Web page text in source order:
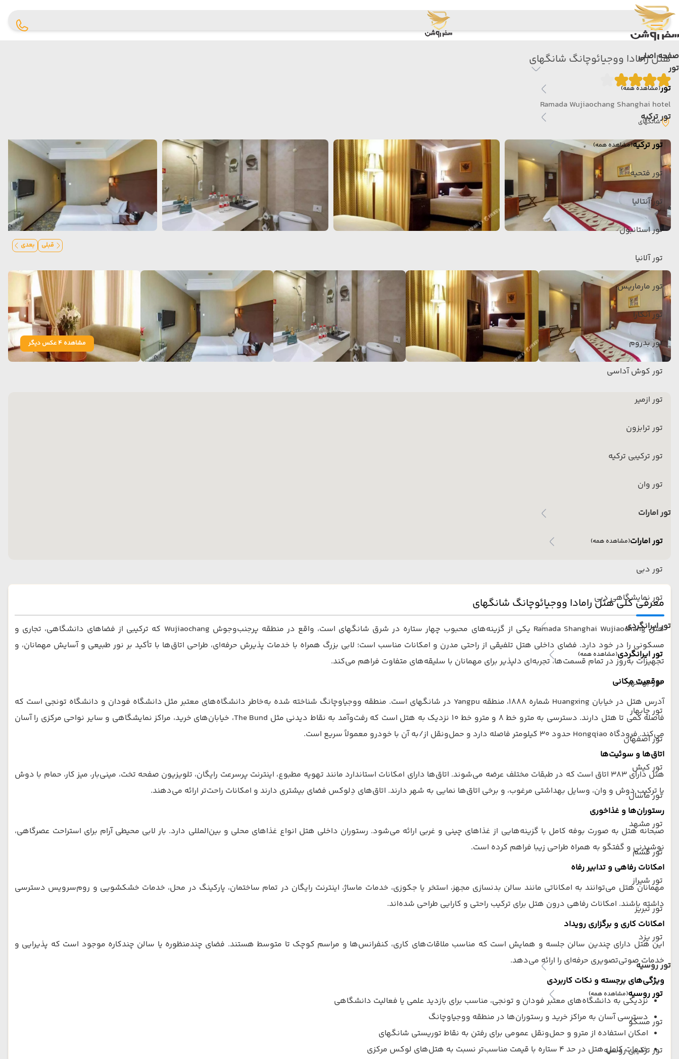
صفحه اصلی
تور
تور(مشاهده همه)
تور ترکیه
تور ترکیه(مشاهده همه)
تور فتحیه
تور آنتالیا
تور استانبول
تور آلانیا
تور مارماریس
تور آنکارا
تور بدروم
تور کوش آداسی
تور ازمیر
تور ترابزون
تور ترکیبی ترکیه
تور وان
تور امارات
تور امارات(مشاهده همه)
تور دبی
تور نمایشگاهی دبی
تور ایرانگردی
تور ایرانگردی(مشاهده همه)
تور بوشهر
تور چابهار
تور اصفهان
تور کیش
تور ماسال
تور مشهد
تور قشم
تور شیراز
تور تبریز
تور یزد
تور روسیه
تور روسیه(مشاهده همه)
تور مسکو
تور ترکیبی روسیه
هتل رامادا ووجیائوچانگ شانگهای
Ramada Wujiaochang Shanghai hotel
شانگهای
قبلی بعدی
مشاهده 4 عکس دیگر
معرفی کلی هتل رامادا ووجیائوچانگ شانگهای
هتل Ramada Shanghai Wujiaochang یکی از گزینه‌های محبوب چهار ستاره در شرق شانگهای است، واقع در منطقه پرجنب‌وجوش Wujiaochang که ترکیبی از فضاهای دانشگاهی، تجاری و
مسکونی را در خود دارد. فضای داخلی هتل تلفیقی از راحتی مدرن و امکانات مناسب است؛ لابی بزرگ همراه با خدمات پذیرش حرفه‌ای، طراحی اتاق‌ها با تأکید بر نور طبیعی و آسایش مهمانان، و
تجهیزات به‌روز در تمام قسمت‌ها، تجربه‌ای دلپذیر برای مهمانان با سلیقه‌های متفاوت فراهم می‌کند.
موقعیت مکانی
آدرس هتل در خیابان Huangxing شماره ۱۸۸۸، منطقه Yangpu در شانگهای است. منطقه ووجیاوچانگ شناخته شده به‌خاطر دانشگاه‌های معتبر مثل دانشگاه فودان و دانشگاه تونجی است که
فاصله کمی تا هتل دارند. دسترسی به مترو خط ۸ و مترو خط ۱۰ نزدیک به هتل است که رفت‌وآمد به نقاط دیدنی مثل The Bund، خیابان‌های خرید، مراکز نمایشگاهی و سایر نواحی مرکزی را آسان
می‌کند. فرودگاه Hongqiao حدود ۳۰ کیلومتر فاصله دارد و حمل‌ونقل از/به آن با خودرو معمولاً سریع است.
اتاق‌ها و سوئیت‌ها
هتل دارای ۳۸۳ اتاق است که در طبقات مختلف عرضه می‌شوند. اتاق‌ها دارای امکانات استاندارد مانند تهویه مطبوع، اینترنت پرسرعت رایگان، تلویزیون صفحه تخت، مینی‌بار، میز کار، حمام با دوش
یا ترکیب دوش و وان، وسایل بهداشتی مرغوب، و برخی اتاق‌ها نمایی به شهر دارند. اتاق‌های دِلوکس فضای بیشتری دارند و امکانات راحت‌تر ارائه می‌دهند.
رستوران‌ها و غذاخوری
صبحانه هتل به صورت بوفه کامل با گزینه‌هایی از غذاهای چینی و غربی ارائه می‌شود. رستوران داخلی هتل انواع غذاهای محلی و بین‌المللی دارد. بار لابی محیطی آرام برای استراحت عصرگاهی،
نوشیدنی و گفتگو به همراه طراحی زیبا فراهم کرده است.
امکانات رفاهی و تدابیر رفاه
مهمانان هتل می‌توانند به امکاناتی مانند سالن بدنسازی مجهز، استخر یا جکوزی، خدمات ماساژ، اینترنت رایگان در تمام ساختمان، پارکینگ در محل، خدمات خشکشویی و روم‌سرویس دسترسی
داشته باشند. امکانات رفاهی درون هتل برای ترکیب راحتی و کارایی طراحی شده‌اند.
امکانات کاری و برگزاری رویداد
این هتل دارای چندین سالن جلسه و همایش است که مناسب ملاقات‌های کاری، کنفرانس‌ها و مراسم کوچک تا متوسط هستند. فضای چندمنظوره یا سالن چندکاره موجود است که پذیرایی و
خدمات صوتی‌تصویری حرفه‌ای را ارائه می‌دهد.
ویژگی‌های برجسته و نکات کاربردی
نزدیکی به دانشگاه‌های معتبر فودان و تونجی، مناسب برای بازدید علمی یا فعالیت دانشگاهی
دسترسی آسان به مراکز خرید و رستوران‌ها در منطقه ووجیاوچانگ
امکان استفاده از مترو و حمل‌ونقل عمومی برای رفتن به نقاط توریستی شانگهای
خدمات کامل هتل در حد ۴ ستاره با قیمت مناسب‌تر نسبت به هتل‌های لوکس مرکزی